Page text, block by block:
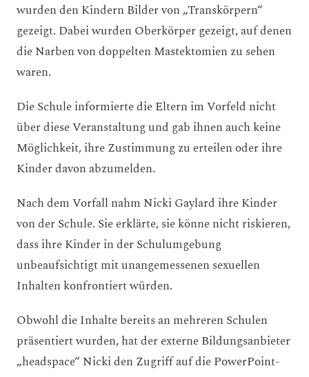
wurden den Kindern Bilder von „Transkörpern“
gezeigt. Dabei wurden Oberkörper gezeigt, auf denen
die Narben von doppelten Mastektomien zu sehen
waren.
Die Schule informierte die Eltern im Vorfeld nicht
über diese Veranstaltung und gab ihnen auch keine
Möglichkeit, ihre Zustimmung zu erteilen oder ihre
Kinder davon abzumelden.
Nach dem Vorfall nahm Nicki Gaylard ihre Kinder
von der Schule. Sie erklärte, sie könne nicht riskieren,
dass ihre Kinder in der Schulumgebung
unbeaufsichtigt mit unangemessenen sexuellen
Inhalten konfrontiert würden.
Obwohl die Inhalte bereits an mehreren Schulen
präsentiert wurden, hat der externe Bildungsanbieter
„headspace“ Nicki den Zugriff auf die PowerPoint-